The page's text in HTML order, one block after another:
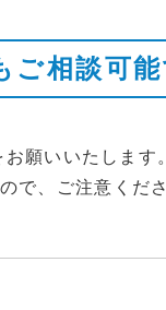
ご相談可
願いいたします。
で、ご注意くださ